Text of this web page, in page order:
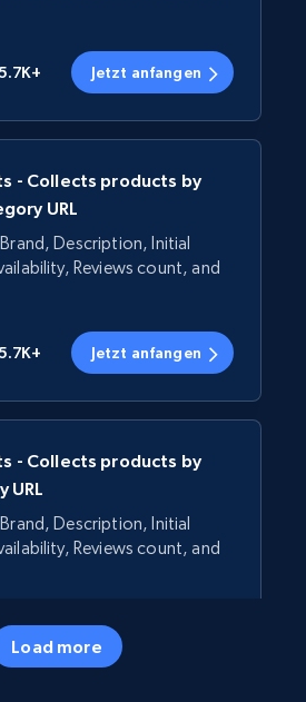
5.7K+ Jetzt anfangen
- Collects products by
URL
Description, Initial
Reviews count, and
5.7K+ Jetzt anfangen
- Collects products by
URL
Description, Initial
Reviews count, and
Jetzt anfangen
Load more